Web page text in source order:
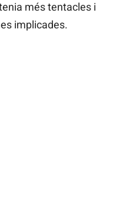
més tentacles i
implicades.